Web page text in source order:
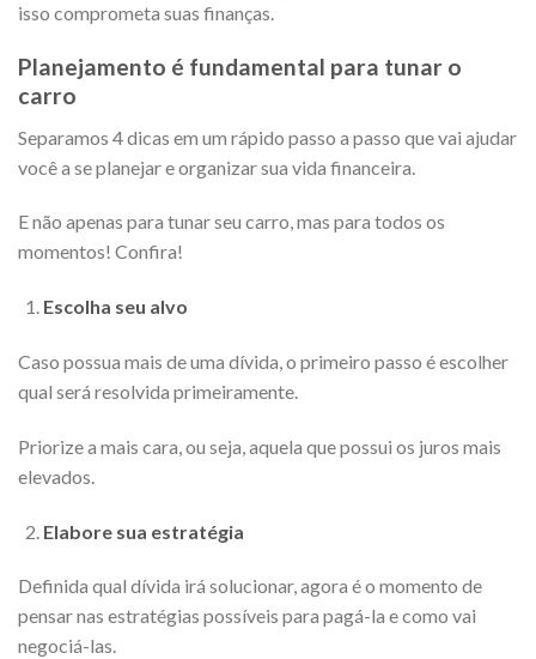
isso comprometa suas finanças.
Planejamento é fundamental para tunar o
carro
Separamos 4 dicas em um rápido passo a passo que vai ajudar
você a se planejar e organizar sua vida financeira.
E não apenas para tunar seu carro, mas para todos os
momentos! Confira!
Escolha seu alvo
Caso possua mais de uma dívida, o primeiro passo é escolher
qual será resolvida primeiramente.
Priorize a mais cara, ou seja, aquela que possui os juros mais
elevados.
Elabore sua estratégia
Definida qual dívida irá solucionar, agora é o momento de
pensar nas estratégias possíveis para pagá-la e como vai
negociá-las.